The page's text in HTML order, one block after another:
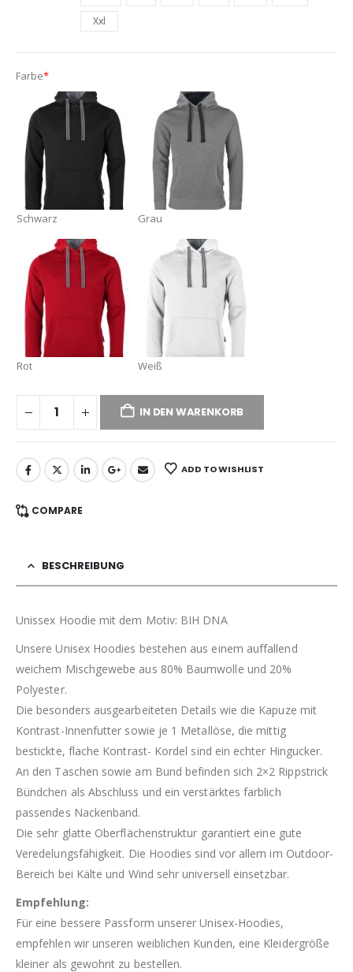
Xxl
Farbe*
Schwarz Grau
Rot Weiß
IN DEN WARENKORB
ADD TO WISHLIST
COMPARE
BESCHREIBUNG
Unissex Hoodie mit dem Motiv: BIH DNA
Unsere Unisex Hoodies bestehen aus einem auffallend
weichem Mischgewebe aus 80% Baumwolle und 20%
Polyester.
Die besonders ausgearbeiteten Details wie die Kapuze mit
Kontrast-Innenfutter sowie je 1 Metallöse, die mittig
bestickte, flache Kontrast- Kordel sind ein echter Hingucker.
An den Taschen sowie am Bund befinden sich 2×2 Rippstrick
Bündchen als Abschluss und ein verstärktes farblich
passendes Nackenband.
Die sehr glatte Oberflächenstruktur garantiert eine gute
Veredelungsfähigkeit. Die Hoodies sind vor allem im Outdoor-
Bereich bei Kälte und Wind sehr universell einsetzbar.
Empfehlung:
Für eine bessere Passform unserer Unisex-Hoodies,
empfehlen wir unseren weiblichen Kunden, eine Kleidergröße
kleiner als gewohnt zu bestellen.